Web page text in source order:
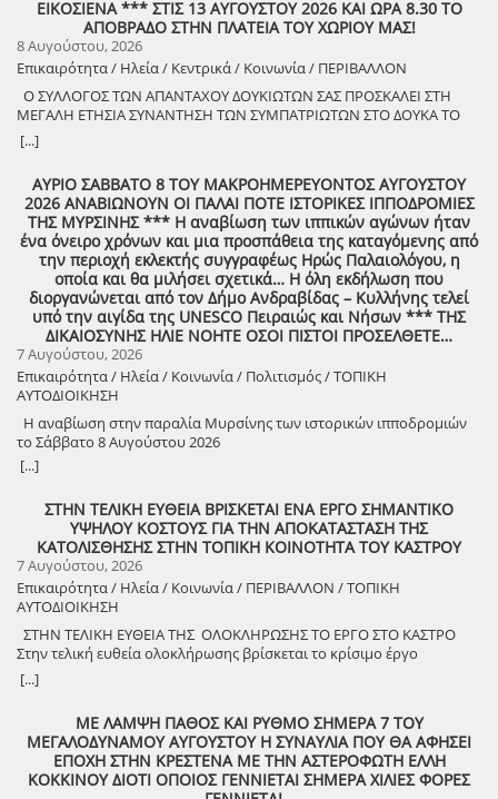
πρόγραμμα. Μια βραδιά που έρχεται να ενώσει ανθρώπους
διαφορετικών ηλικιών μέσα από τη δύναμη της μουσικής και να
προσφέρει σε κατοίκους και επισκέπτες μια όμορφη καλοκαιρινή
έξοδο. Ο Δήμος Ζαχάρως συνεχίζει να επενδύει στον πολιτισμό και να
δημιουργεί αφορμές για συνάντηση, ψυχαγωγία και συμμετοχή.
Δευτέρα 10 Αυγούστου | 21:30 Προαύλιο Γυμνασίου Ζαχάρως
ΕΙΚΟΣΙΕΝΑ *** ΣΤΙΣ 13 ΑΥΓΟΥΣΤΟΥ 2026 ΚΑΙ ΩΡΑ 8.30 ΤΟ
ΑΠΟΒΡΑΔΟ ΣΤΗΝ ΠΛΑΤΕΙΑ ΤΟΥ ΧΩΡΙΟΥ ΜΑΣ!
8 Αυγούστου, 2026
Επικαιρότητα / Ηλεία / Κεντρικά / Κοινωνία / ΠΕΡΙΒΑΛΛΟΝ
Ο ΣΥΛΛΟΓΟΣ ΤΩΝ ΑΠΑΝΤΑΧΟΥ ΔΟΥΚΙΩΤΩΝ ΣΑΣ ΠΡΟΣΚΑΛΕΙ ΣΤΗ
ΜΕΓΑΛΗ ΕΤΗΣΙΑ ΣΥΝΑΝΤΗΣΗ ΤΩΝ ΣΥΜΠΑΤΡΙΩΤΩΝ ΣΤΟ ΔΟΥΚΑ ΤΟ
ΑΘΑΝΑΤΟ! Μεγάλη η χαρά η δική μας για το ριζιμιό μας και για
τον επαναστάτη πρόγονό μας που πολέμησε με το σπαθί στο χέρι
κανόνια του αγώνα! ΦΩΤΟΓΡΑΦΙΕΣ ΚΑΙ ΠΡΟΣΚΛΗΣΗ ΓΙΑ ΤΟ
ΣΥΝΑΠΑΝΤΗΜΑ (Πατήστε πάνω στο σύνδεσμο για να ανοίξει το
αρχείο) Ο Σύλλογος των απανταχού Δουκιωτών σάς προσκαλεί στην
εκδήλωση που θα πραγματοποιηθεί στο χωριό μας, το ΔΟΥΚΑ, σε
συνδιοργάνωση με τον Δήμο Αρχαίας Ολυμπίας, στις 13 Αυγούστου,
ημέρα Πέμπτη και ώρα 8:30 μ.μ., στην πλατεία του χωριού με θέμα:
«Άυλη πολιτιστική κληρονομιά: Eκφράσεις, Δράσεις Διαφύλαξης και
Προοπτικές στην Ηλεία» Oμιλητές: – Διομήδης Τόλιος, Διεύθυνση
Νεότερης Πολιτιστικής Κληρονομιάς ΥΠΠΟ-Σύλλογος Διβριωτών
Αθήνας – Γωγώ Κανελλοπούλου, εκπαιδευτικός – Νίκος
Σιάκκουλης, Πρόεδρος eco action Νεμούτας Θα ακολουθήσoυν
χοροί της Ηλείας από το Λύκειο Ελληνίδων Πύργου Η είσοδος για
την πολιτιστική εκδήλωση είναι ελεύθερη. Μετά το πέρας της
εκδήλωσης, σας προσκαλούμε να διασκεδάσουμε όλοι μαζί με
ζωντανή παραδοσιακή μουσική από τη μουσική ομάδα του
Λύσανδρου Παναγόπουλου, σε μια βραδιά γεμάτη κέφι, χορό και
συμμετοχής στο γλέντι: 10 ευρώ ανά άτομο.
[...]
ΑΥΡΙΟ ΣΑΒΒΑΤΟ 8 ΤΟΥ ΜΑΚΡΟΗΜΕΡΕΥΟΝΤΟΣ ΑΥΓΟΥΣΤΟΥ
2026 ΑΝΑΒΙΩΝΟΥΝ ΟΙ ΠΑΛΑΙ ΠΟΤΕ ΙΣΤΟΡΙΚΕΣ ΙΠΠΟΔΡΟΜΙΕΣ
ΤΗΣ ΜΥΡΣΙΝΗΣ *** Η αναβίωση των ιππικών αγώνων ήταν
ένα όνειρο χρόνων και μια προσπάθεια της καταγόμενης από
την περιοχή εκλεκτής συγγραφέως Ηρώς Παλαιολόγου, η
οποία και θα μιλήσει σχετικά… Η όλη εκδήλωση που
διοργανώνεται από τον Δήμο Ανδραβίδας – Κυλλήνης τελεί
υπό την αιγίδα της UNESCO Πειραιώς και Νήσων *** ΤΗΣ
ΔΙΚΑΙΟΣΥΝΗΣ ΗΛΙΕ ΝΟΗΤΕ ΟΣΟΙ ΠΙΣΤΟΙ ΠΡΟΣΕΛΘΕΤΕ…
7 Αυγούστου, 2026
Επικαιρότητα / Ηλεία / Κοινωνία / Πολιτισμός / ΤΟΠΙΚΗ
ΑΥΤΟΔΙΟΙΚΗΣΗ
Η αναβίωση στην παραλία Μυρσίνης των ιστορικών ιπποδρομιών
το Σάββατο 8 Αυγούστου 2026
[...]
ΣΤΗΝ ΤΕΛΙΚΗ ΕΥΘΕΙΑ ΒΡΙΣΚΕΤΑΙ ΕΝΑ ΕΡΓΟ ΣΗΜΑΝΤΙΚΟ
ΥΨΗΛΟΥ ΚΟΣΤΟΥΣ ΓΙΑ ΤΗΝ ΑΠΟΚΑΤΑΣΤΑΣΗ ΤΗΣ
ΚΑΤΟΛΙΣΘΗΣΗΣ ΣΤΗΝ ΤΟΠΙΚΗ ΚΟΙΝΟΤΗΤΑ ΤΟΥ ΚΑΣΤΡΟΥ
7 Αυγούστου, 2026
Επικαιρότητα / Ηλεία / Κοινωνία / ΠΕΡΙΒΑΛΛΟΝ / ΤΟΠΙΚΗ
ΑΥΤΟΔΙΟΙΚΗΣΗ
ΣΤΗΝ ΤΕΛΙΚΗ ΕΥΘΕΙΑ ΤΗΣ ΟΛΟΚΛΗΡΩΣΗΣ ΤΟ ΕΡΓΟ ΣΤΟ ΚΑΣΤΡΟ
Στην τελική ευθεία ολοκλήρωσης βρίσκεται το κρίσιμο έργο
αποκατάστασης της κατολίσθησης στην Τ.Κ. Κάστρου,
προϋπολογισμού 1,25 εκατομμυρίων ευρώ. Έπειτα από αυτοψία που
Λέντζας, μαζί με κλιμάκιο της Τεχνικής Υπηρεσίας και εκπροσώπους
της δημοτικής αρχής, διαπιστώθηκε πως οι παρεμβάσεις προχωρούν
άμεσα και αυστηρά εντός των χρονοδιαγραμμάτων. ​Το έργο
χρηματοδοτείται από το Εθνικό Πρόγραμμα Ανάπτυξης και στο
[...]
ΜΕ ΛΑΜΨΗ ΠΑΘΟΣ ΚΑΙ ΡΥΘΜΟ ΣΗΜΕΡΑ 7 ΤΟΥ
ΜΕΓΑΛΟΔΥΝΑΜΟΥ ΑΥΓΟΥΣΤΟΥ Η ΣΥΝΑΥΛΙΑ ΠΟΥ ΘΑ ΑΦΗΣΕΙ
ΕΠΟΧΗ ΣΤΗΝ ΚΡΕΣΤΕΝΑ ΜΕ ΤΗΝ ΑΣΤΕΡΟΦΩΤΗ ΕΛΛΗ
ΚΟΚΚΙΝΟΥ ΔΙΟΤΙ ΟΠΟΙΟΣ ΓΕΝΝΙΕΤΑΙ ΣΗΜΕΡΑ ΧΙΛΙΕΣ ΦΟΡΕΣ